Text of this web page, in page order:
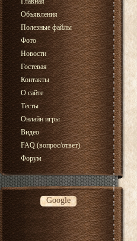
Объявления
Полезные файлы
Фото
Новости
Гостевая
Контакты
О сайте
Тесты
Онлайн игры
Видео
FAQ (вопрос/ответ)
Форум
Google